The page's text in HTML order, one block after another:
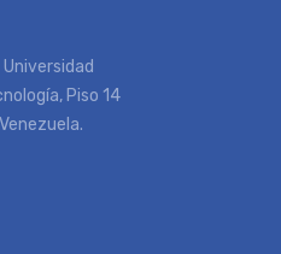
Universidad
Piso 14